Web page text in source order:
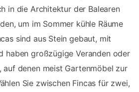
in die Architektur der Balearen
um im Sommer kühle Räume
sind aus Stein gebaut, mit
haben großzügige Veranden oder
auf denen meist Gartenmöbel zur
Sie zwischen Fincas für zwei,